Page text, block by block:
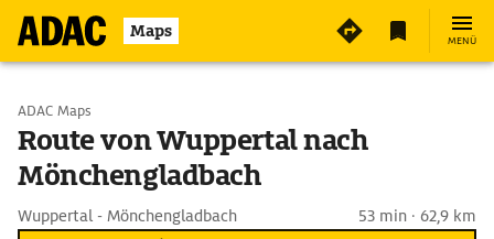
Maps MENÜ
Start wählen
Ziel eingeben
ADAC Maps
Route von Wuppertal nach
Mönchengladbach
Wuppertal - Mönchengladbach 53 min · 62,9 km